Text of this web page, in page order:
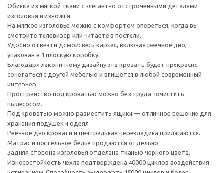
Обивка из мягкой ткани с элегантно отстроченными деталями
изголовья и изножья.
На мягкое изголовье можно с комфортом опереться, когда вы
смотрите телевизор или читаете в постели.
Удобно отвезти домой: весь каркас, включая реечное дно,
упакован в 1 плоскую коробку.
Благодаря лаконичному дизайну эта кровать будет прекрасно
сочетаться с другой мебелью и впишется в любой современный
интерьер.
Пространство под кроватью можно без труда почистить
пылесосом.
Под кроватью можно разместить ящики — отличное решение для
хранения подушек и одеял.
Реечное дно кровати и центральная перекладина прилагаются.
Матрас и постельное белье продаются отдельно.
Задняя сторона изголовья отделана тканью черного цвета.
Износостойкость чехла подтверждена 40000 циклов воздействия